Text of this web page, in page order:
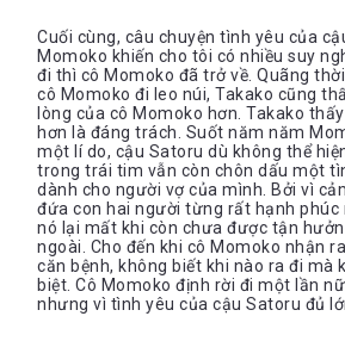
Cuối cùng, câu chuyện tình yêu của
Momoko khiến cho tôi có nhiều suy
đi thì cô Momoko đã trở về. Quãng
cô Momoko đi leo núi, Takako cũng
lòng của cô Momoko hơn. Takako
hơn là đáng trách. Suốt năm năm
một lí do, cậu Satoru dù không thể
trong trái tim vẫn còn chôn dấu một
dành cho người vợ của mình. Bởi vì
đứa con hai người từng rất hạnh phúc
nó lại mất khi còn chưa được tận
ngoài. Cho đến khi cô Momoko nhận
căn bệnh, không biết khi nào ra đi mà
biệt. Cô Momoko định rời đi một lần
nhưng vì tình yêu của cậu Satoru đủ